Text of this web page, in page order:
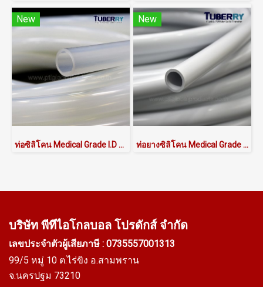
New
ท่อซิลิโคน Medical Grade I.D 19 X O.D 24 mm
New
ท่อยางซิลิโคน Medical Grade I.D 16 X O.D 21 mm
บริษัท พีทีไอโกลบอล โปรดักส์ จำกัด
เลขประจำตัวผู้เสียภาษี : 0735557001313
99/5 หมู่ 10 ต.ไร่ขิง อ.สามพราน
จ.นครปฐม 73210